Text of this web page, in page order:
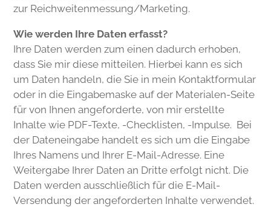
zur Reichweitenmessung/Marketing.
Wie werden Ihre Daten erfasst?
Ihre Daten werden zum einen dadurch erhoben,
dass Sie mir diese mitteilen. Hierbei kann es sich
um Daten handeln, die Sie in mein Kontaktformular
oder in die Eingabemaske auf der Materialen-Seite
für von Ihnen angeforderte, von mir erstellte
Inhalte wie PDF-Texte, -Checklisten, -Impulse. Bei
der Dateneingabe handelt es sich um die Eingabe
Ihres Namens und Ihrer E-Mail-Adresse. Eine
Weitergabe Ihrer Daten an Dritte erfolgt nicht. Die
Daten werden ausschließlich für die E-Mail-
Versendung der angeforderten Inhalte verwendet.